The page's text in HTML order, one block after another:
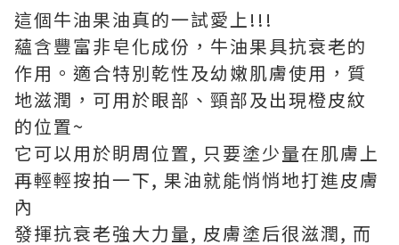
這個牛油果油真的一試愛上!!!
蘊含豐富非皂化成份，牛油果具抗衰老的
作用。適合特別乾性及幼嫩肌膚使用，質
地滋潤，可用於眼部、頸部及出現橙皮紋
的位置~
它可以用於眀周位置, 只要塗少量在肌膚上
再輕輕按拍一下, 果油就能悄悄地打進皮膚
內
發揮抗衰老強大力量, 皮膚塗后很滋潤, 而